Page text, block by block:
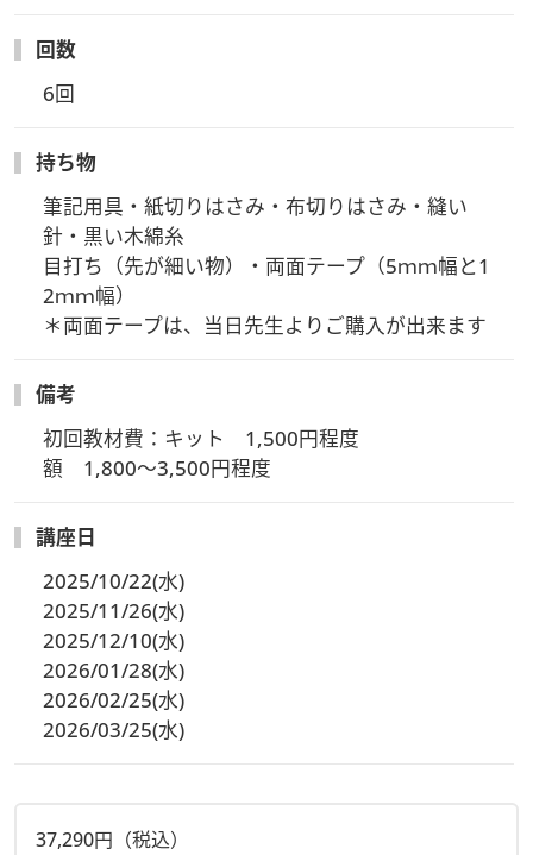
回数
6回
持ち物
筆記用具・紙切りはさみ・布切りはさみ・縫い
針・黒い木綿糸
目打ち（先が細い物）・両面テープ（5ｍｍ幅と1
2ｍｍ幅）
＊両面テープは、当日先生よりご購入が出来ます
備考
初回教材費：キット　1,500円程度
額　1,800～3,500円程度
講座日
2025/10/22(水)
2025/11/26(水)
2025/12/10(水)
2026/01/28(水)
2026/02/25(水)
2026/03/25(水)
37,290円（税込）